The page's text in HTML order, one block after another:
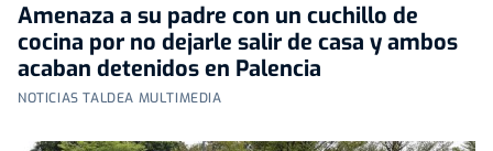
Amenaza a su padre con un cuchillo de
cocina por no dejarle salir de casa y ambos
acaban detenidos en Palencia
NOTICIAS TALDEA MULTIMEDIA